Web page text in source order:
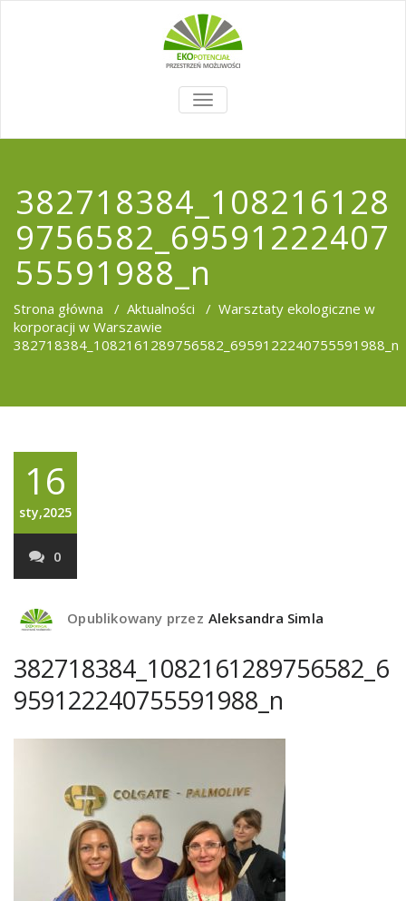
TOGGLE
NAVIGATION
382718384_108216128
9756582_69591222407
55591988_n
Strona główna / Aktualności / Warsztaty ekologiczne w
korporacji w Warszawie
382718384_1082161289756582_6959122240755591988_n
16
sty,2025
0
Opublikowany przez Aleksandra Simla
382718384_1082161289756582_6
959122240755591988_n